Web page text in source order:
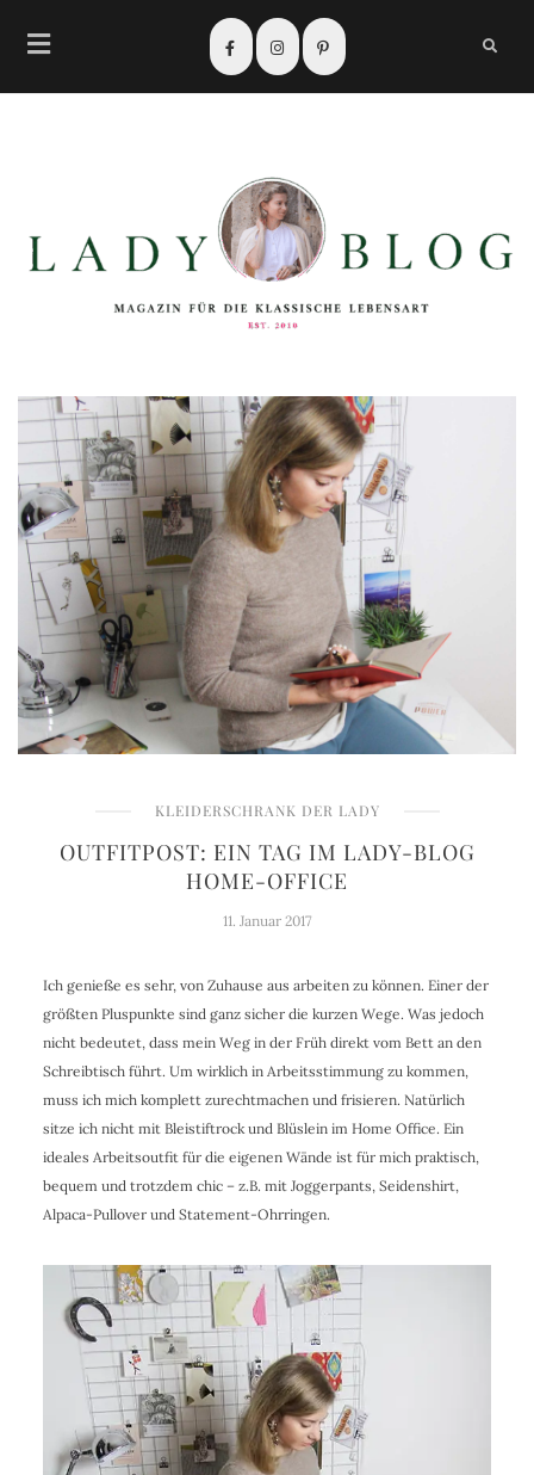
KLEIDERSCHRANK DER LADY
OUTFITPOST: EIN TAG IM LADY-BLOG
HOME-OFFICE
11. Januar 2017
Ich genieße es sehr, von Zuhause aus arbeiten zu können. Einer der
größten Pluspunkte sind ganz sicher die kurzen Wege. Was jedoch
nicht bedeutet, dass mein Weg in der Früh direkt vom Bett an den
Schreibtisch führt. Um wirklich in Arbeitsstimmung zu kommen,
muss ich mich komplett zurechtmachen und frisieren. Natürlich
sitze ich nicht mit Bleistiftrock und Blüslein im Home Office. Ein
ideales Arbeitsoutfit für die eigenen Wände ist für mich praktisch,
bequem und trotzdem chic – z.B. mit Joggerpants, Seidenshirt,
Alpaca-Pullover und Statement-Ohrringen.